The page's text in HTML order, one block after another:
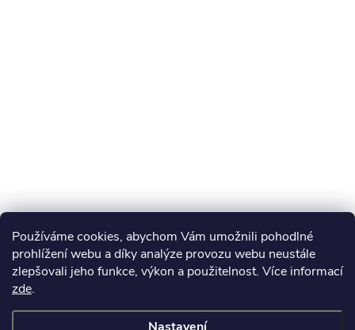
Používáme cookies, abychom Vám umožnili pohodlné
prohlížení webu a díky analýze provozu webu neustále
zlepšovali jeho funkce, výkon a použitelnost. Více informací
zde.